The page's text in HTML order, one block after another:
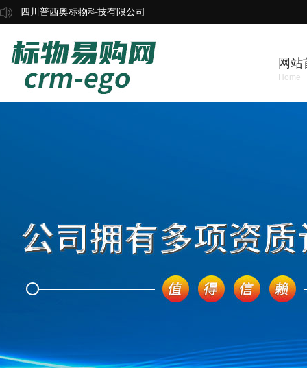
四川普西奥标物科技有限公司
网站
Home